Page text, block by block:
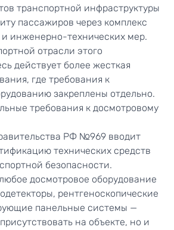
транспортной инфраструктуры
пассажиров через комплекс
инженерно-технических мер.
отрасли этого
действует более жесткая
где требования к
закреплены отдельно.
требования к досмотровому
РФ №969 вводит
технических средств
безопасности.
досмотровое оборудование
, рентгеноскопические
панельные системы —
на объекте, но и